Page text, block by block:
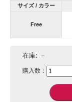
サイズ / カラー
Free
在庫: －
購入数：